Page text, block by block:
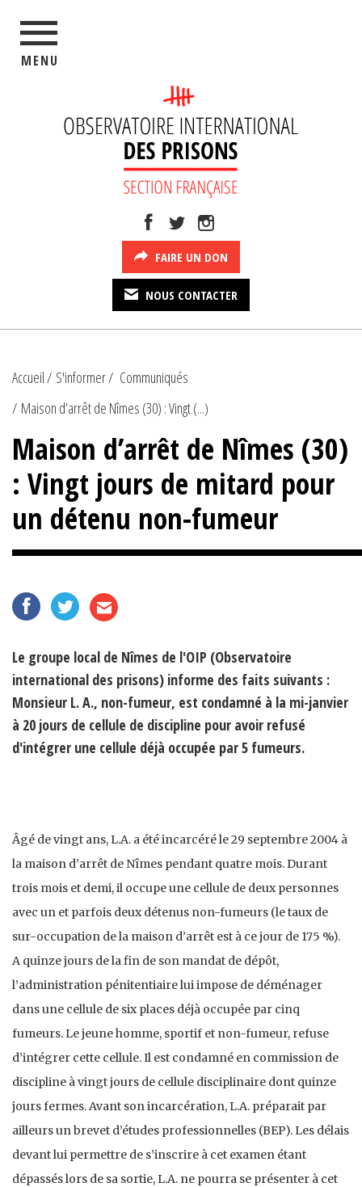
MENU
FAIRE UN DON
NOUS CONTACTER
Accueil S'informer
Communiqués
Maison d’arrêt de Nîmes (30) : Vingt (...)
Maison d’arrêt de Nîmes (30)
: Vingt jours de mitard pour
un détenu non-fumeur
Le groupe local de Nîmes de l'OIP (Observatoire
international des prisons) informe des faits suivants :
Monsieur L. A., non-fumeur, est condamné à la mi-janvier
à 20 jours de cellule de discipline pour avoir refusé
d'intégrer une cellule déjà occupée par 5 fumeurs.
Âgé de vingt ans, L.A. a été incarcéré le 29 septembre 2004 à
la maison d’arrêt de Nîmes pendant quatre mois. Durant
trois mois et demi, il occupe une cellule de deux personnes
avec un et parfois deux détenus non-fumeurs (le taux de
sur-occupation de la maison d’arrêt est à ce jour de 175 %).
A quinze jours de la fin de son mandat de dépôt,
l’administration pénitentiaire lui impose de déménager
dans une cellule de six places déjà occupée par cinq
fumeurs. Le jeune homme, sportif et non-fumeur, refuse
d’intégrer cette cellule. Il est condamné en commission de
discipline à vingt jours de cellule disciplinaire dont quinze
jours fermes. Avant son incarcération, L.A. préparait par
ailleurs un brevet d’études professionnelles (BEP). Les délais
devant lui permettre de s’inscrire à cet examen étant
dépassés lors de sa sortie, L.A. ne pourra se présenter à cet